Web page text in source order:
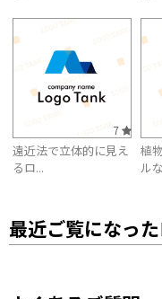
7
遠近法で立体的に見え
るロ...
植
ル
最近ご覧になっ